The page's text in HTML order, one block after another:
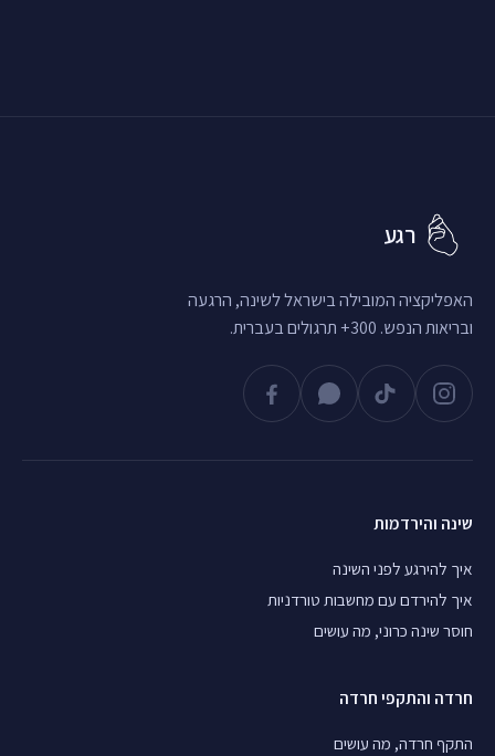
רגע
האפליקציה המובילה בישראל לשינה, הרגעה
ובריאות הנפש. 300+ תרגולים בעברית.
שינה והירדמות
איך להירגע לפני השינה
איך להירדם עם מחשבות טורדניות
חוסר שינה כרוני, מה עושים
חרדה והתקפי חרדה
התקף חרדה, מה עושים